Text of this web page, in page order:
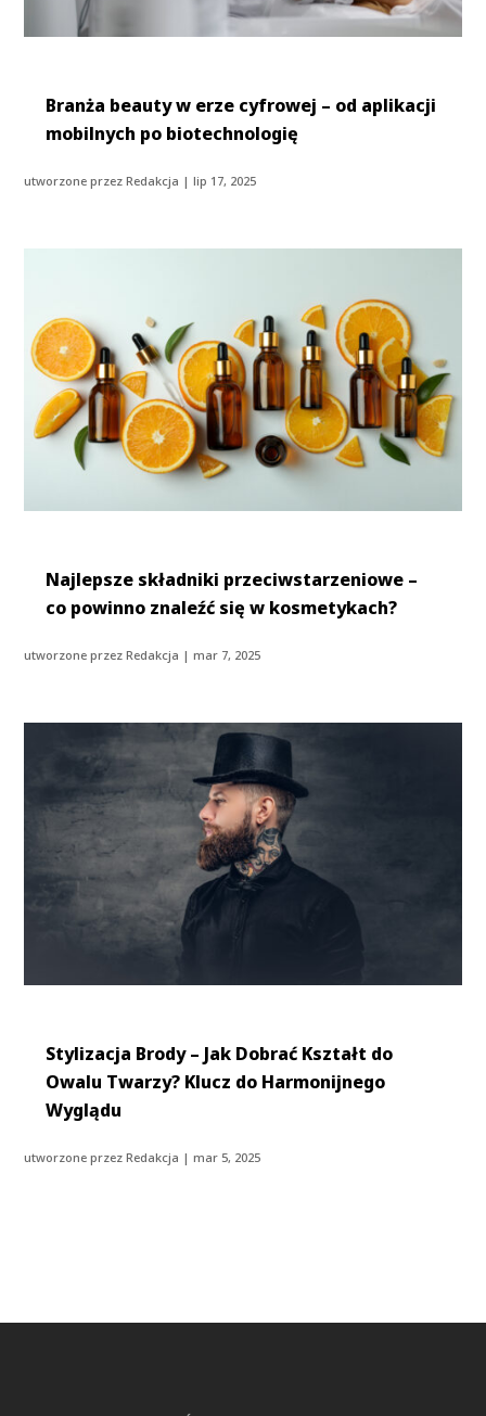
Branża beauty w erze cyfrowej – od aplikacji
mobilnych po biotechnologię
utworzone przezRedakcja |lip 17, 2025
Najlepsze składniki przeciwstarzeniowe –
co powinno znaleźć się w kosmetykach?
utworzone przezRedakcja |mar 7, 2025
Stylizacja Brody – Jak Dobrać Kształt do
Owalu Twarzy? Klucz do Harmonijnego
Wyglądu
utworzone przezRedakcja |mar 5, 2025